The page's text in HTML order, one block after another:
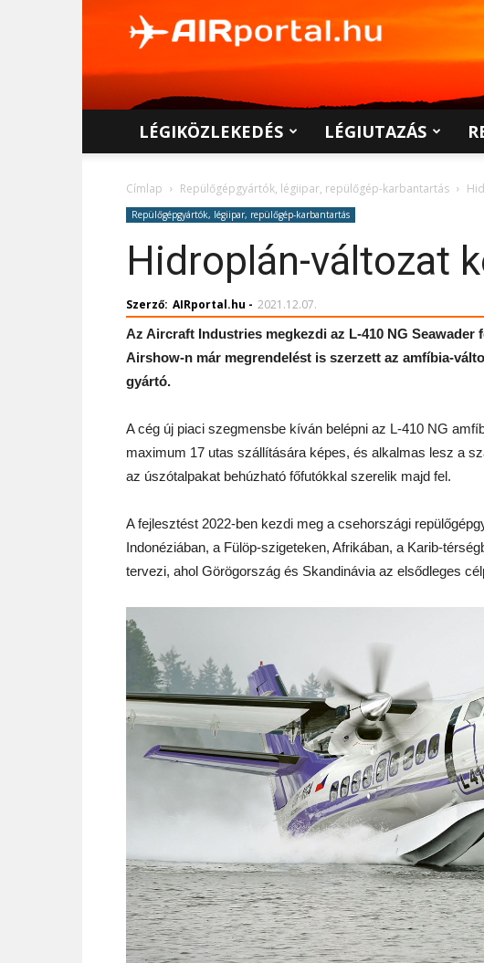
LÉGIKÖZLEKEDÉS LÉGIUTAZÁS
Címlap Repülőgépgyártók, légiipar, repülőgép-karbantartás
Repülőgépgyártók, légiipar, repülőgép-karbantartás
Hidroplán-változat
Szerző: AIRportal.hu - 2021.12.07.
Az Aircraft Industries megkezdi az L-410 NG Seawader
Airshow-n már megrendelést is szerzett az amfíbia-
gyártó.
A cég új piaci szegmensbe kíván belépni az L-410 NG
maximum 17 utas szállítására képes, és alkalmas lesz a
az úszótalpakat behúzható főfutókkal szerelik majd fel.
A fejlesztést 2022-ben kezdi meg a csehországi
Indonéziában, a Fülöp-szigeteken, Afrikában, a Karib-
tervezi, ahol Görögország és Skandinávia az elsődleges